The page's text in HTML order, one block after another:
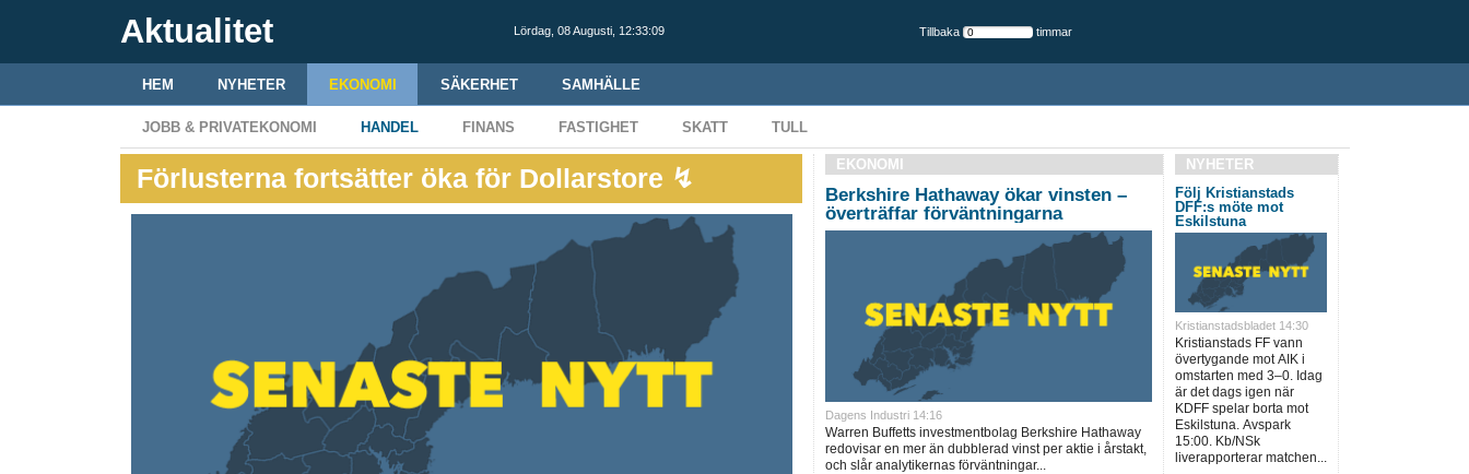
Aktualitet Lördag, 08 Augusti, 12:33:10 Tillbaka timmar
HEM NYHETER EKONOMI SÄKERHET SAMHÄLLE
JOBB & PRIVATEKONOMI HANDEL FINANS FASTIGHET SKATT TULL
Förlusterna fortsätter öka för Dollarstore ↯ EKONOMI
Berkshire Hathaway ökar vinsten –
överträffar förväntningarna
Dagens Industri 14:16
Warren Buffetts investmentbolag Berkshire Hathaway
redovisar en mer än dubblerad vinst per aktie i årstakt,
och slår analytikernas förväntningar...
NYHETER
Följ Kristianstads
DFF:s möte mot
Eskilstuna
Kristianstadsbladet 14:30
Kristianstads FF vann
övertygande mot AIK i
omstarten med 3–0. Idag
är det dags igen när
KDFF spelar borta mot
Eskilstuna. Avspark
15:00. Kb/NSk
liverapporterar matchen...